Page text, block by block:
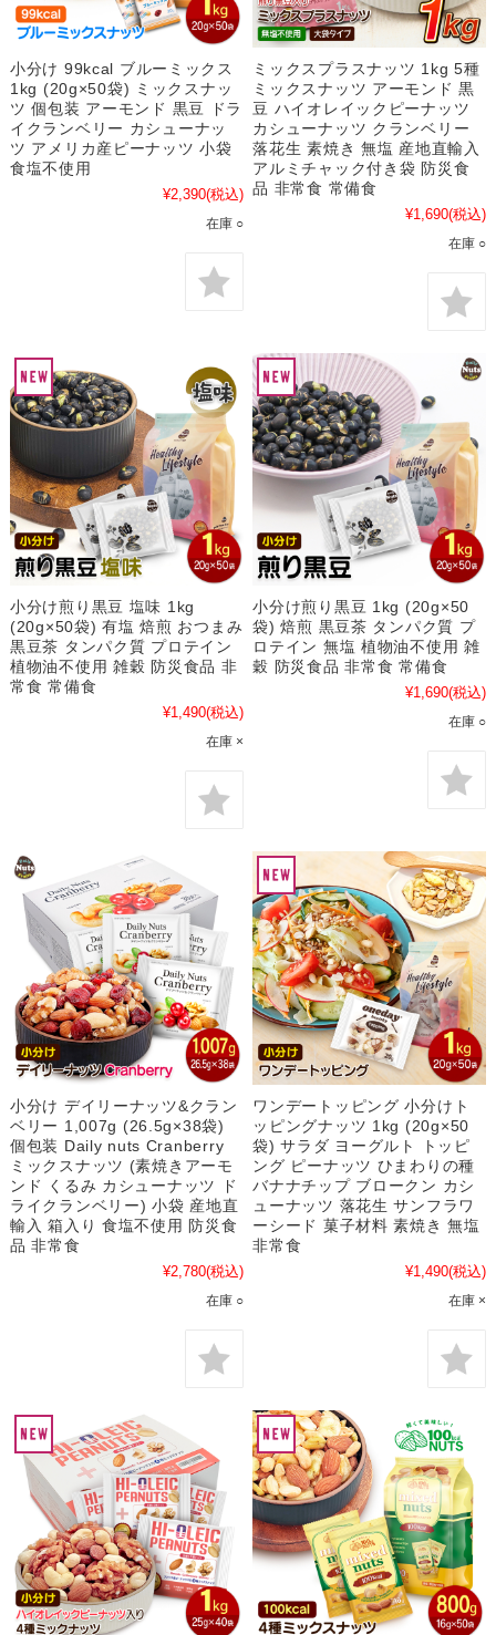
小分け 99kcal ブルーミックス
1kg (20g×50袋) ミックスナッ
ツ 個包装 アーモンド 黒豆 ドラ
イクランベリー カシューナッ
ツ アメリカ産ピーナッツ 小袋
食塩不使用
¥2,390(税込)
在庫 ○
ミックスプラスナッツ 1kg 5種
ミックスナッツ アーモンド 黒
豆 ハイオレイックピーナッツ
カシューナッツ クランベリー
落花生 素焼き 無塩 産地直輸入
アルミチャック付き袋 防災食
品 非常食 常備食
¥1,690(税込)
在庫 ○
小分け煎り黒豆 塩味 1kg
(20g×50袋) 有塩 焙煎 おつまみ
黒豆茶 タンパク質 プロテイン
植物油不使用 雑穀 防災食品 非
常食 常備食
¥1,490(税込)
在庫 ×
小分け煎り黒豆 1kg (20g×50
袋) 焙煎 黒豆茶 タンパク質 プ
ロテイン 無塩 植物油不使用 雑
穀 防災食品 非常食 常備食
¥1,690(税込)
在庫 ○
小分け デイリーナッツ&クラン
ベリー 1,007g (26.5g×38袋)
個包装 Daily nuts Cranberry
ミックスナッツ (素焼きアーモ
ンド くるみ カシューナッツ ド
ライクランベリー) 小袋 産地直
輸入 箱入り 食塩不使用 防災食
品 非常食
¥2,780(税込)
在庫 ○
ワンデートッピング 小分けト
ッピングナッツ 1kg (20g×50
袋) サラダ ヨーグルト トッピ
ング ピーナッツ ひまわりの種
バナナチップ ブロークン カシ
ューナッツ 落花生 サンフラワ
ーシード 菓子材料 素焼き 無塩
非常食
¥1,490(税込)
在庫 ×